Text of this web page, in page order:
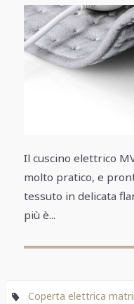
Il cuscino elettrico
molto pratico, e
tessuto in delicata
più è...
Coperta elettrica